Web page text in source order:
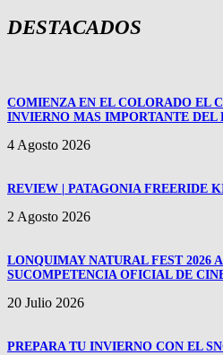
DESTACADOS
COMIENZA EN EL COLORADO EL
INVIERNO MAS IMPORTANTE
4 Agosto 2026
REVIEW | PATAGONIA FREERIDE
2 Agosto 2026
LONQUIMAY NATURAL FEST 2026
SUCOMPETENCIA OFICIAL DE
20 Julio 2026
PREPARA TU INVIERNO CON EL